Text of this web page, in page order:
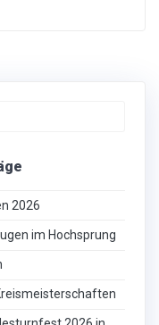
2026
im Hochsprung